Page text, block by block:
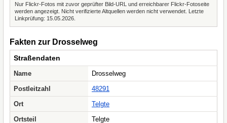
Nur Flickr-Fotos mit zuvor geprüfter Bild-URL und erreichbarer Flickr-Fotoseite
werden angezeigt. Nicht verifizierte Altquellen werden nicht verwendet. Letzte
Linkprüfung: 15.05.2026.
Fakten zur Drosselweg
Straßendaten
Name
Drosselweg
Postleitzahl
48291
Ort
Telgte
Ortsteil
Telgte